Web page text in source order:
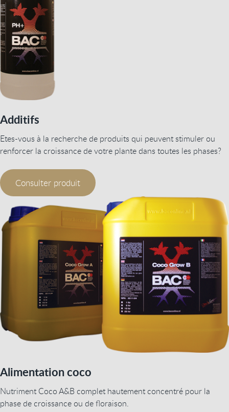
Additifs
Etes-vous à la recherche de produits qui peuvent stimuler ou
renforcer la croissance de votre plante dans toutes les phases?
Consulter produit
Alimentation coco
Nutriment Coco A&B complet hautement concentré pour la
phase de croissance ou de floraison.